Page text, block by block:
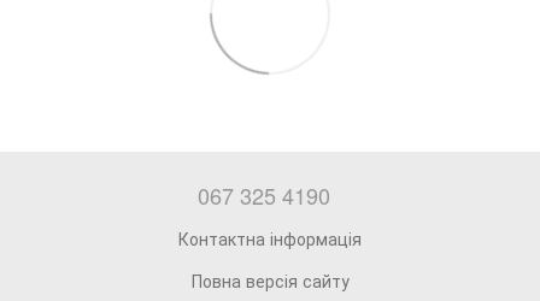
067 325 4190
Контактна інформація
Повна версія сайту